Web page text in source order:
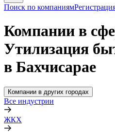
Поиск по компаниям
Компании в
Утилизация
в Бахчисарае
Компании в других городах
Все индустрии
ЖКХ